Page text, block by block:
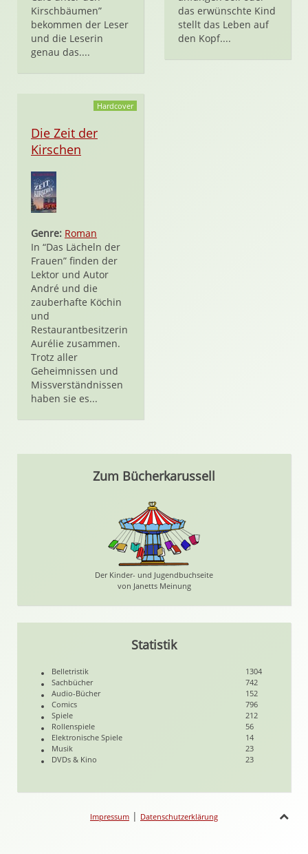
Kirschbäumen”
bekommen der Leser
und die Leserin
genau das....
das erwünschte Kind
stellt das Leben auf
den Kopf....
Hardcover
Die Zeit der
Kirschen
Genre: Roman
In “Das Lächeln der
Frauen” finden der
Lektor und Autor
André und die
zauberhafte Köchin
und
Restaurantbesitzerin
Aurélie zusammen.
Trotz aller
Geheimnissen und
Missverständnissen
haben sie es...
Zum Bücherkarussell
Der Kinder- und Jugendbuchseite
von Janetts Meinung
Statistik
Belletristik
1304
Sachbücher
742
Audio-Bücher
152
Comics
796
Spiele
212
Rollenspiele
56
Elektronische Spiele
14
Musik
23
DVDs & Kino
23
Impressum | Datenschutzerklärung